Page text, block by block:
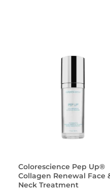
Colorescience Pep Up®
Collagen Renewal Face
Neck Treatment